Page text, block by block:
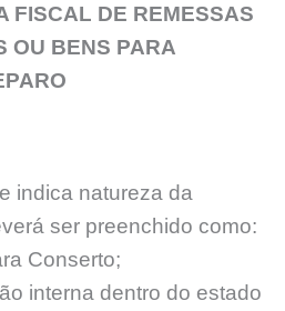
FISCAL DE REMESSAS
OU BENS PARA
indica natureza da
ser preenchido como:
Conserto;
interna dentro do estado